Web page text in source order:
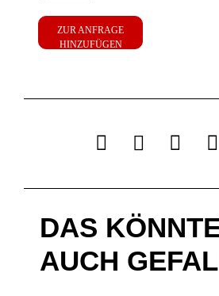
ZUR ANFRAGE
HINZUFÜGEN
DAS
AUCH